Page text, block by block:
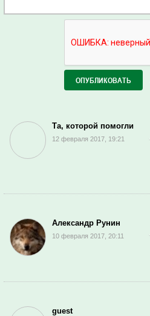
Та, которой помогли
12 февраля 2017, 19:21
Александр Рунин
10 февраля 2017, 20:11
guest